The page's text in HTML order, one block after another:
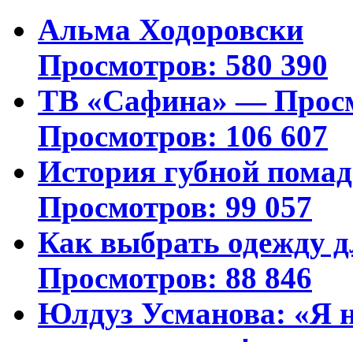
Альма Ходоровски
Просмотров: 580 390
ТВ «Сафина» —
Просмотров: 106 607
История губной
Просмотров: 99 057
Как выбрать одежду
Просмотров: 88 846
Юлдуз Усманова: «Я